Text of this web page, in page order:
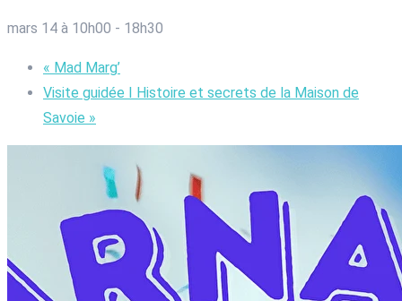
mars 14 à 10h00 - 18h30
« Mad Marg’
Visite guidée I Histoire et secrets de la Maison de
Savoie »